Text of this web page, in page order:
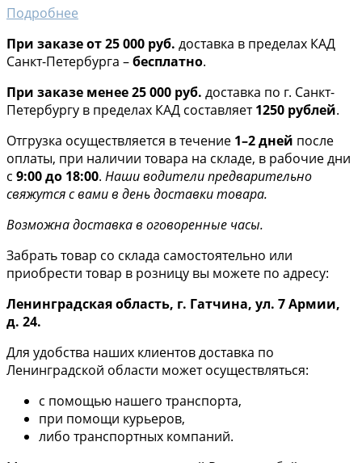
Подробнее
При заказе от 25 000 руб. доставка в пределах КАД
Санкт-Петербурга –бесплатно.
При заказе менее 25 000 руб. доставка по г. Санкт-
Петербургу в пределах КАД составляет1250 рублей.
Отгрузка осуществляется в течение 1–2 дней после
оплаты, при наличии товара на складе, в рабочие дни
с 9:00 до 18:00. Наши водители предварительно
свяжутся с вами в день доставки товара.
Возможна доставка в оговоренные часы.
Забрать товар со склада самостоятельно или
приобрести товар в розницу вы можете по адресу:
Ленинградская область, г. Гатчина, ул. 7 Армии,
д. 24.
Для удобства наших клиентов доставка по
Ленинградской области может осуществляться:
с помощью нашего транспорта,
при помощи курьеров,
либо транспортных компаний.